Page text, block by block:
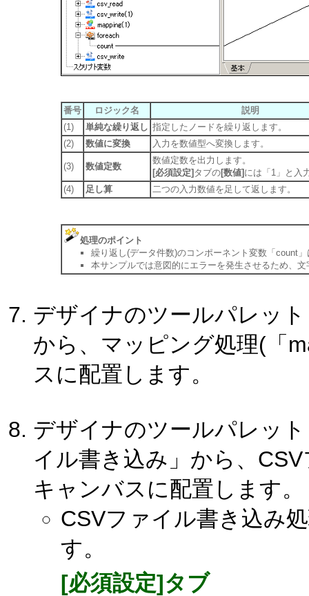
番号 ロジック名
説明
(1)
単純な繰り返し 指定したノードを繰り返します。
(2)
数値に変換 入力を数値型へ変換します。
(3) 数値定数
数値定数を出力します。
[必須設定] タブの[数値] には「1」と入
(4)
足し算 二つの入力数値を足して返します。
処理のポイント
繰り返し(データ件数)のコンポーネント変数「count
本サンプルでは意図的にエラーを発生させるため、
デザイナのツールパレッ
から、マッピング処理(「
スに配置します。
デザイナのツールパレッ
イル書き込み」から、
キャンバスに配置します。
CSVファイル書き込み
す。
[必須設定]タブ